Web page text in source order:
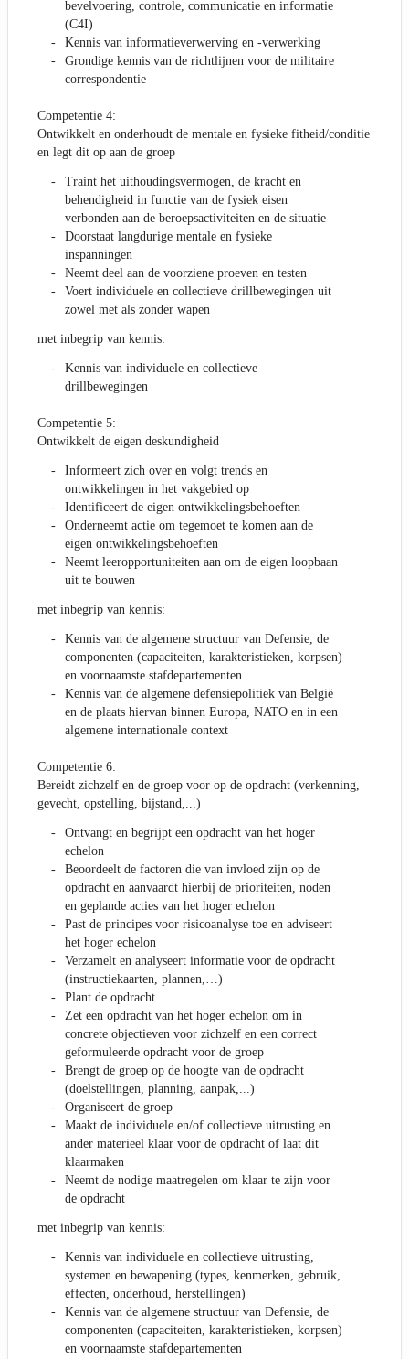
bevelvoering, controle, communicatie en informatie
(C4I)
Kennis van informatieverwerving en -verwerking
Grondige kennis van de richtlijnen voor de militaire
correspondentie
Competentie 4:
Ontwikkelt en onderhoudt de mentale en fysieke fitheid/conditie
en legt dit op aan de groep
Traint het uithoudingsvermogen, de kracht en
behendigheid in functie van de fysiek eisen
verbonden aan de beroepsactiviteiten en de situatie
Doorstaat langdurige mentale en fysieke
inspanningen
Neemt deel aan de voorziene proeven en testen
Voert individuele en collectieve drillbewegingen uit
zowel met als zonder wapen
met inbegrip van kennis:
Kennis van individuele en collectieve
drillbewegingen
Competentie 5:
Ontwikkelt de eigen deskundigheid
Informeert zich over en volgt trends en
ontwikkelingen in het vakgebied op
Identificeert de eigen ontwikkelingsbehoeften
Onderneemt actie om tegemoet te komen aan de
eigen ontwikkelingsbehoeften
Neemt leeropportuniteiten aan om de eigen loopbaan
uit te bouwen
met inbegrip van kennis:
Kennis van de algemene structuur van Defensie, de
componenten (capaciteiten, karakteristieken, korpsen)
en voornaamste stafdepartementen
Kennis van de algemene defensiepolitiek van België
en de plaats hiervan binnen Europa, NATO en in een
algemene internationale context
Competentie 6:
Bereidt zichzelf en de groep voor op de opdracht (verkenning,
gevecht, opstelling, bijstand,...)
Ontvangt en begrijpt een opdracht van het hoger
echelon
Beoordeelt de factoren die van invloed zijn op de
opdracht en aanvaardt hierbij de prioriteiten, noden
en geplande acties van het hoger echelon
Past de principes voor risicoanalyse toe en adviseert
het hoger echelon
Verzamelt en analyseert informatie voor de opdracht
(instructiekaarten, plannen,…)
Plant de opdracht
Zet een opdracht van het hoger echelon om in
concrete objectieven voor zichzelf en een correct
geformuleerde opdracht voor de groep
Brengt de groep op de hoogte van de opdracht
(doelstellingen, planning, aanpak,...)
Organiseert de groep
Maakt de individuele en/of collectieve uitrusting en
ander materieel klaar voor de opdracht of laat dit
klaarmaken
Neemt de nodige maatregelen om klaar te zijn voor
de opdracht
met inbegrip van kennis:
Kennis van individuele en collectieve uitrusting,
systemen en bewapening (types, kenmerken, gebruik,
effecten, onderhoud, herstellingen)
Kennis van de algemene structuur van Defensie, de
componenten (capaciteiten, karakteristieken, korpsen)
en voornaamste stafdepartementen